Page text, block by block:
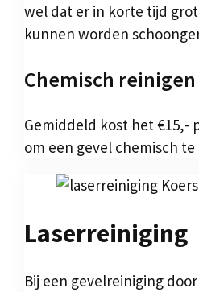
wel dat er in korte tijd
kunnen worden
Chemisch
Gemiddeld kost het €15,-
om een gevel chemisch
Laserreiniging
Bij een gevelreiniging